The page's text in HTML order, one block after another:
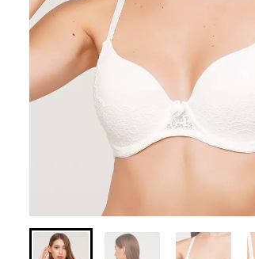
Бесшовные леггинсы из
микрофибры LEGGINGS 02
(черный) Giulia
631 грн. 789 грн.